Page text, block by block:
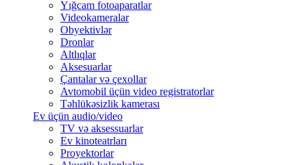
Yığcam fotoaparatlar
Videokameralar
Obyektivlər
Dronlar
Altlıqlar
Aksesuarlar
Çantalar və çexollar
Avtomobil üçün video registratorlar
Təhlükəsizlik kamerası
Ev üçün audio/video
TV və aksessuarlar
Ev kinoteatrları
Proyektorlar